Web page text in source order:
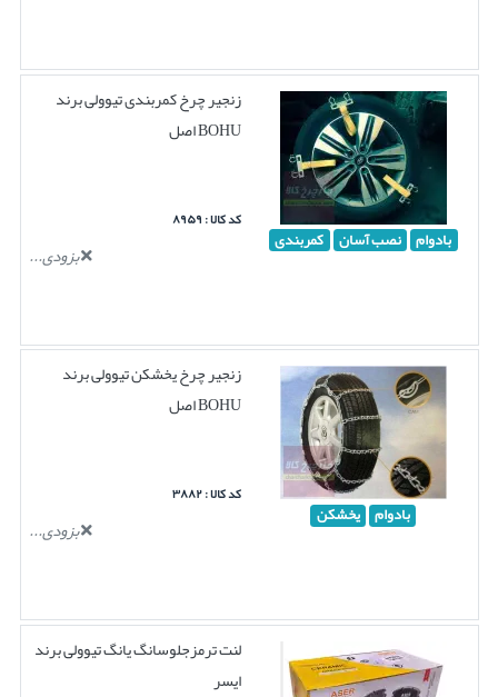
بادوام نصب آسان کمربندی
زنجیر چرخ کمربندی تیوولی برند
BOHU اصل
کد کالا : ۸۹۵۹
بزودی...
بادوام یخشکن
زنجیر چرخ یخشکن تیوولی برند
BOHU اصل
کد کالا : ۳۸۸۲
بزودی...
لنت ترمزجلوسانگ یانگ تیوولی برند
ایسر